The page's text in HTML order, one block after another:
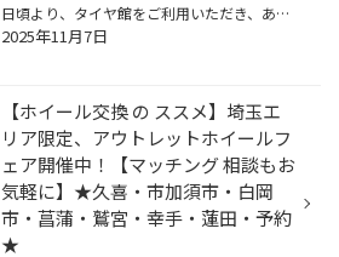
日頃より、タイヤ館をご利用いただき、ありがとうございます。 さて、当店と同じチェーン店の近隣タイヤ館店舗で作業いたしましたタイヤ取り付け作業をご紹介します。 （WEB掲載をご快諾いただきましたお客様！大変感謝しております。 いつもご愛顧いただき誠にありがとうございます！！） おクルマ...
2025年11月7日
【ホイール交換 の ススメ】埼玉エ
リア限定、アウトレットホイールフ
ェア開催中！【マッチング 相談もお
気軽に】★久喜・市加須市・白岡
市・菖蒲・鷲宮・幸手・蓮田・予約
★